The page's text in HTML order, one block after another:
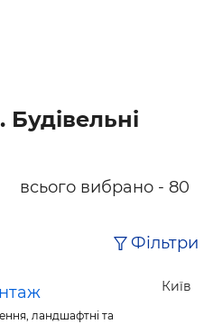
Будівельні
всього вибрано - 80
Фільтри
Київ
ландшафтні та